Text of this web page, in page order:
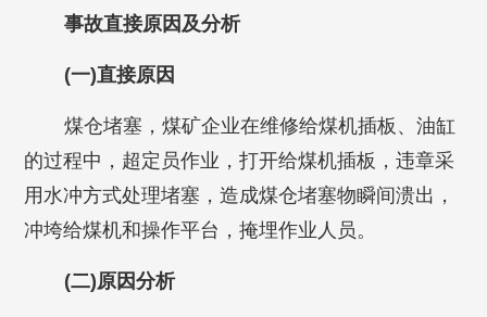
事故直接原因及分析
(一)直接原因
煤仓堵塞，煤矿企业在维修给煤机插板、油缸
的过程中，超定员作业，打开给煤机插板，违章采
用水冲方式处理堵塞，造成煤仓堵塞物瞬间溃出，
冲垮给煤机和操作平台，掩埋作业人员。
(二)原因分析